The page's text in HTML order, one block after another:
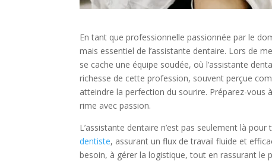
En tant que professionnelle passionnée par le
mais essentiel de l’assistante dentaire. Lors de
se cache une équipe soudée, où l’assistante
richesse de cette profession, souvent perçue
atteindre la perfection du sourire. Préparez-
rime avec passion.
L’assistante dentaire n’est pas seulement là
dentiste, assurant un flux de travail fluide et
besoin, à gérer la logistique, tout en rassurant le